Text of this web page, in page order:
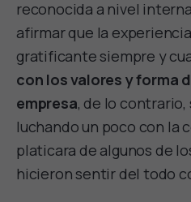
reconocida a nivel
afirmar que la
gratificante siempre y
con los valores y forma
empresa, de lo
luchando un poco con la
platicara de algunos de
hicieron sentir del todo